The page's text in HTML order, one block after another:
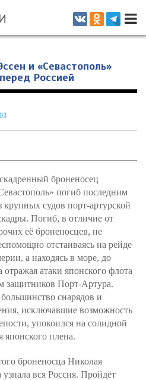
посвященное актуальным
пространстве
и «Севастополь»
Россией
броненосец
погиб последним
крупных судов порт-артурской
Погиб, в отличие от
её броненосцев, не
отстаиваясь на рейде
а находясь в море, до
атаки японского флота
защитников Порт-Артура.
снарядов и
исключавшие возможность
упокоился на солидной
японского плена.
броненосца Николая
вся Россия. Пройдёт